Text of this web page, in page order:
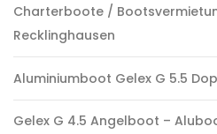
Charterboote /
Recklinghausen
Aluminiumboot Gelex G 5.5
Gelex G 4.5 Angelboot –